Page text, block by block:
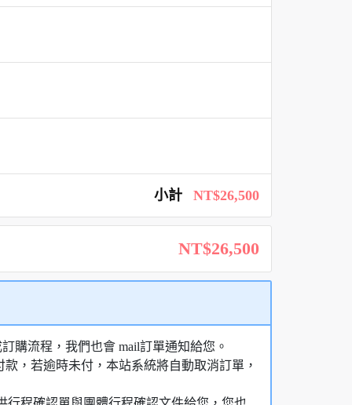
小計 NT$26,500
NT$26,500
購流程，我們也會 mail訂單通知給您。
，若逾時未付，本站系統將自動取消訂單，